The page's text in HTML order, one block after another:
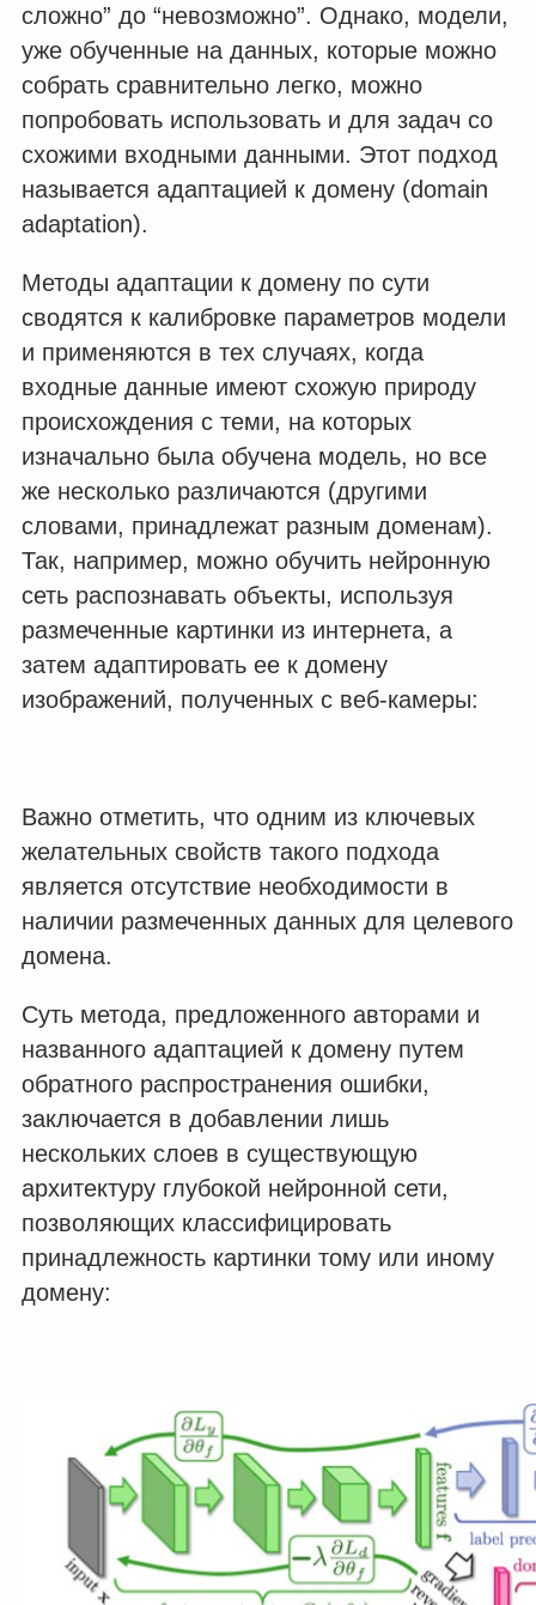
сложно” до “невозможно”. Однако, модели,
уже обученные на данных, которые можно
собрать сравнительно легко, можно
попробовать использовать и для задач со
схожими входными данными. Этот подход
называется адаптацией к домену (domain
adaptation).
Методы адаптации к домену по сути
сводятся к калибровке параметров модели
и применяются в тех случаях, когда
входные данные имеют схожую природу
происхождения с теми, на которых
изначально была обучена модель, но все
же несколько различаются (другими
словами, принадлежат разным доменам).
Так, например, можно обучить нейронную
сеть распознавать объекты, используя
размеченные картинки из интернета, а
затем адаптировать ее к домену
изображений, полученных с веб-камеры:
Важно отметить, что одним из ключевых
желательных свойств такого подхода
является отсутствие необходимости в
наличии размеченных данных для целевого
домена.
Суть метода, предложенного авторами и
названного адаптацией к домену путем
обратного распространения ошибки,
заключается в добавлении лишь
нескольких слоев в существующую
архитектуру глубокой нейронной сети,
позволяющих классифицировать
принадлежность картинки тому или иному
домену: